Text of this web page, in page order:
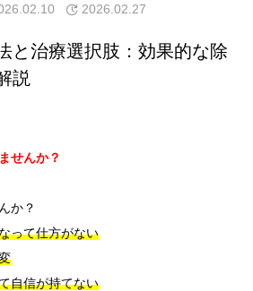
2026.02.27
と治療選択肢：効果的な除
説
せんか？
か？
って仕方がない
自信が持てない